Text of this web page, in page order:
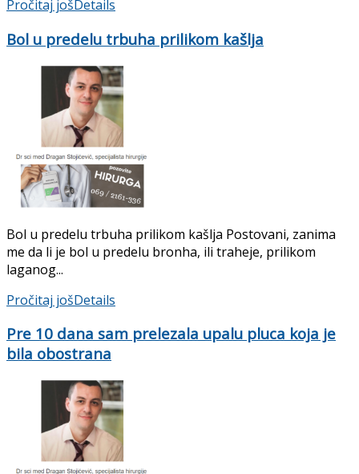
Pročitaj jošDetails
Bol u predelu trbuha prilikom kašlja
Bol u predelu trbuha prilikom kašlja Postovani, zanima
me da li je bol u predelu bronha, ili traheje, prilikom
laganog...
Pročitaj jošDetails
Pre 10 dana sam prelezala upalu pluca koja je
bila obostrana